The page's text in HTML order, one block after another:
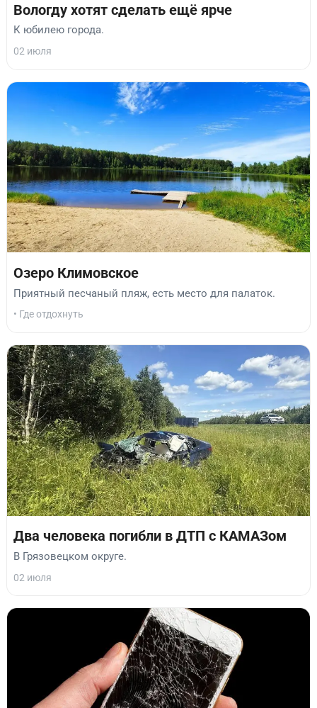
Вологду хотят сделать ещё ярче
К юбилею города.
02 июля
Озеро Климовское
Приятный песчаный пляж, есть место для палаток.
• Где отдохнуть
Два человека погибли в ДТП с КАМАЗом
В Грязовецком округе.
02 июля